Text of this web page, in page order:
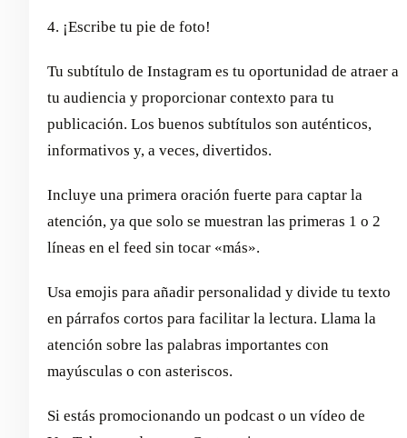
4. ¡Escribe tu pie de foto!
Tu subtítulo de Instagram es tu oportunidad de atraer a
tu audiencia y proporcionar contexto para tu
publicación. Los buenos subtítulos son auténticos,
informativos y, a veces, divertidos.
Incluye una primera oración fuerte para captar la
atención, ya que solo se muestran las primeras 1 o 2
líneas en el feed sin tocar «más».
Usa emojis para añadir personalidad y divide tu texto
en párrafos cortos para facilitar la lectura. Llama la
atención sobre las palabras importantes con
mayúsculas o con asteriscos.
Si estás promocionando un podcast o un vídeo de